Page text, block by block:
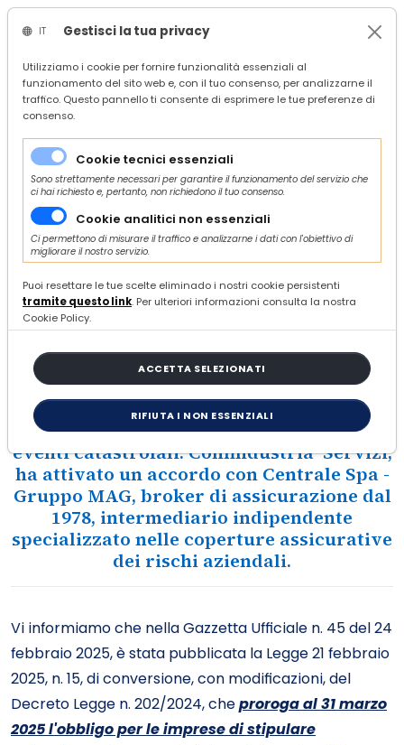
/ Confindustria Servizi
/ Servizi
/ Altri servizi innovativi
Obbligo di assicurazione sui rischi catastrofali - Sportello Confindustria Servizi
Di PaoloZappasodi
Obbligo di assicurazione sui
rischi catastrofali - Sportello
Confindustria Servizi
Entro il 31 marzo 2025 l'obbligo per le
imprese di stipulare un'assicurazione
contro i danni da calamità naturali ed
eventi catastrofali. Confindustria Servizi,
ha attivato un accordo con Centrale Spa -
Gruppo MAG, broker di assicurazione dal
1978, intermediario indipendente
specializzato nelle coperture assicurative
dei rischi aziendali.
Vi informiamo che nella Gazzetta Ufficiale n. 45 del 24
febbraio 2025, è stata pubblicata la Legge 21 febbraio
2025, n. 15, di conversione, con modificazioni, del
Decreto Legge n. 202/2024, cheproroga al 31 marzo
2025l'obbligo per le imprese di stipulare
IT Gestisci la tua privacy
Utilizziamo i cookie per fornire funzionalità essenziali al
funzionamento del sito web e, con il tuo consenso, per analizzarne il
traffico. Questo pannello ti consente di esprimere le tue preferenze di
consenso.
Cookie tecnici essenziali
Sono strettamente necessari per garantire il funzionamento del servizio che
ci hai richiesto e, pertanto, non richiedono il tuo consenso.
Cookie analitici non essenziali
Ci permettono di misurare il traffico e analizzarne i dati con l'obiettivo di
migliorare il nostro servizio.
Puoi resettare le tue scelte eliminado i nostri cookie persistenti
tramite questo link. Per ulteriori informazioni consulta la nostra
Cookie Policy.
ACCETTA SELEZIONATI
RIFIUTA I NON ESSENZIALI